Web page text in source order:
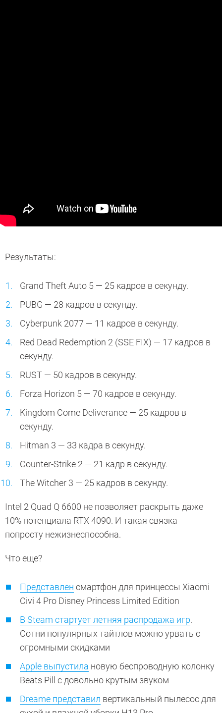
Результаты:
Grand Theft Auto 5 — 25 кадров в секунду.
PUBG — 28 кадров в секунду.
Cyberpunk 2077 — 11 кадров в секунду.
Red Dead Redemption 2 (SSE FIX) — 17 кадров в
секунду.
RUST — 50 кадров в секунду.
Forza Horizon 5 — 70 кадров в секунду.
Kingdom Come Deliverance — 25 кадров в
секунду.
Hitman 3 — 33 кадра в секунду.
Counter-Strike 2 — 21 кадр в секунду.
The Witcher 3 — 25 кадров в секунду.
Intel 2 Quad Q 6600 не позволяет раскрыть даже
10% потенциала RTX 4090. И такая связка
попросту нежизнеспособна.
Что еще?
Представлен смартфон для принцессы Xiaomi
Civi 4 Pro Disney Princess Limited Edition
В Steam стартует летняя распродажа игр.
Сотни популярных тайтлов можно урвать с
огромными скидками
Apple выпустила новую беспроводную колонку
Beats Pill с довольно крутым звуком
Dreame представил вертикальный пылесос для